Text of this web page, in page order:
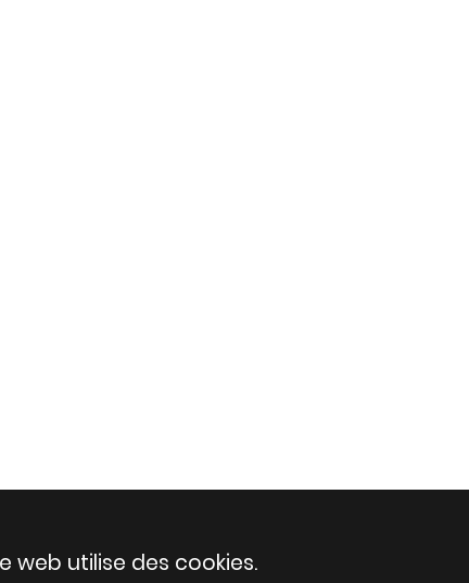
web utilise des cookies.